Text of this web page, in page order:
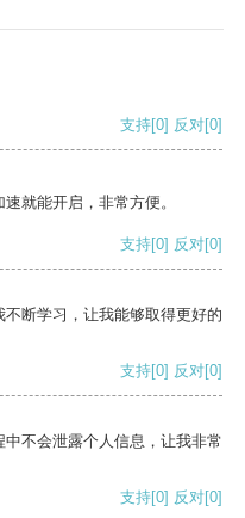
支持[0] 反对[0]
就能开启，非常方便。
支持[0] 反对[0]
断学习，让我能够取得更好的
支持[0] 反对[0]
不会泄露个人信息，让我非常
支持[0] 反对[0]